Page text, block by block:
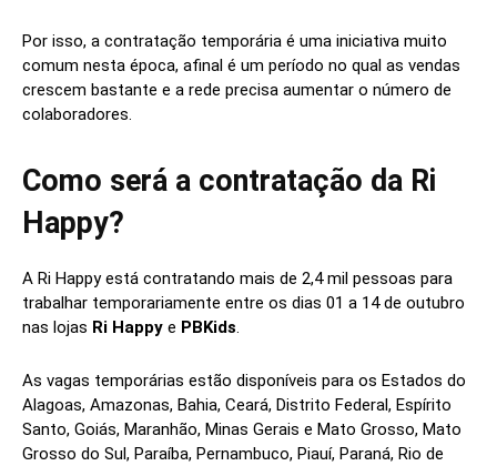
Por isso, a contratação temporária é uma iniciativa muito
comum nesta época, afinal é um período no qual as vendas
crescem bastante e a rede precisa aumentar o número de
colaboradores.
Como será a contratação da Ri
Happy?
A Ri Happy está contratando mais de 2,4 mil pessoas para
trabalhar temporariamente entre os dias 01 a 14 de outubro
nas lojas Ri Happy e PBKids.
As vagas temporárias estão disponíveis para os Estados do
Alagoas, Amazonas, Bahia, Ceará, Distrito Federal, Espírito
Santo, Goiás, Maranhão, Minas Gerais e Mato Grosso, Mato
Grosso do Sul, Paraíba, Pernambuco, Piauí, Paraná, Rio de